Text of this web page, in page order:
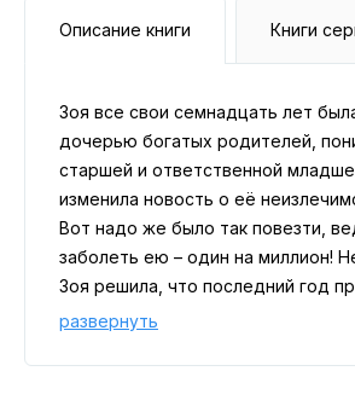
Описание книги Книги
Зоя все свои семнадцать лет
дочерью богатых родителей,
старшей и ответственной
изменила новость о её
Вот надо же было так повезти,
заболеть ею – один на миллион!
Зоя решила, что последний год
как хочет сама – поступит в
выбор приведет её к миру Навьи,
развернуть